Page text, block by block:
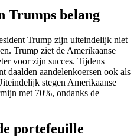
Trumps belang
Trump zijn uiteindelijk niet
Trump ziet de Amerikaanse
voor zijn succes. Tijdens
daalden aandelenkoersen ook als
stegen Amerikaanse
met 70%, ondanks de
portefeuille